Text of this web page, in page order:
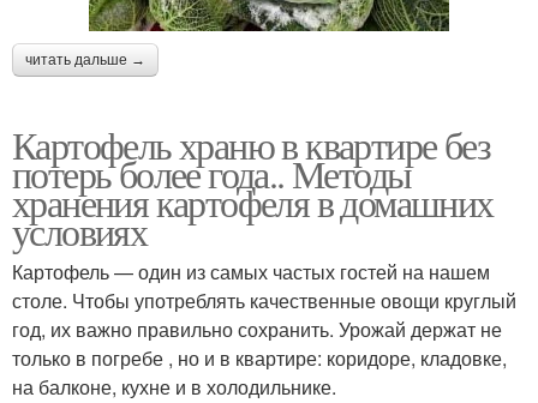
читать дальше →
Картофель храню в квартире без
потерь более года.. Методы
хранения картофеля в домашних
условиях
Картофель — один из самых частых гостей на нашем
столе. Чтобы употреблять качественные овощи круглый
год, их важно правильно сохранить. Урожай держат не
только в погребе , но и в квартире: коридоре, кладовке,
на балконе, кухне и в холодильнике.